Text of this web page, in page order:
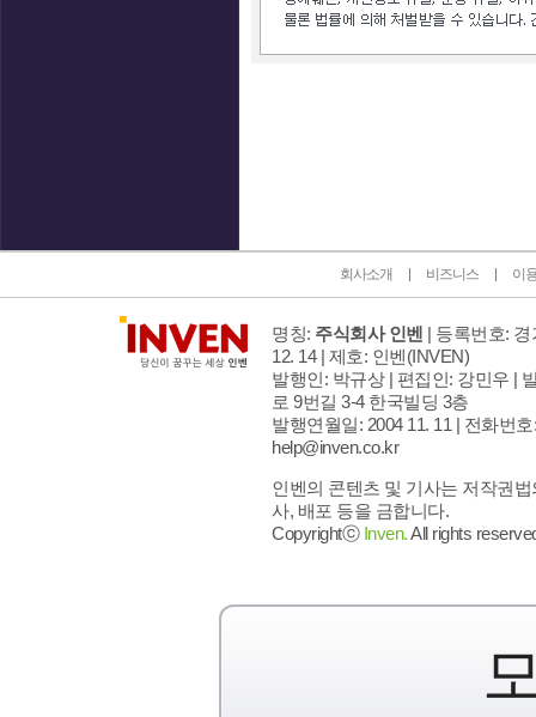
회사소개 비즈니스 이
명칭: 주식회사 인벤 | 등록번호:
12. 14 | 제호: 인벤(INVEN)
발행인: 박규상 | 편집인: 강민우 |
로 9번길 3-4 한국빌딩 3층
발행연월일: 2004 11. 11 | 전화번호
help@inven.co.kr
인벤의 콘텐츠 및 기사는 저작권
사, 배포 등을 금합니다.
Copyrightⓒ Inven.All rights